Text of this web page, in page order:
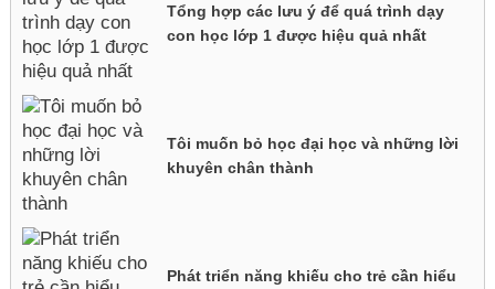
Tổng hợp các lưu ý để quá trình dạy
con học lớp 1 được hiệu quả nhất
Tôi muốn bỏ học đại học và những lời
khuyên chân thành
Phát triển năng khiếu cho trẻ cần hiểu